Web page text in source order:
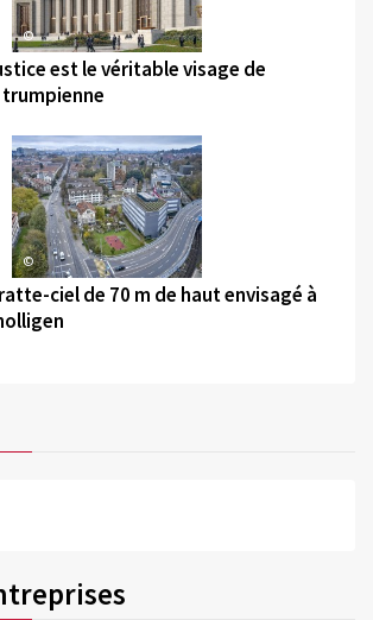
©
est le véritable visage de
©
ciel de 70 m de haut envisagé à